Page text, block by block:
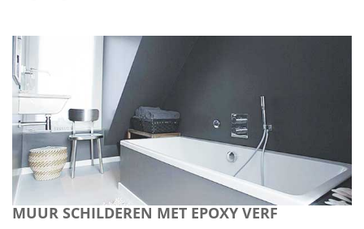
MUUR SCHILDEREN MET EPOXY VERF